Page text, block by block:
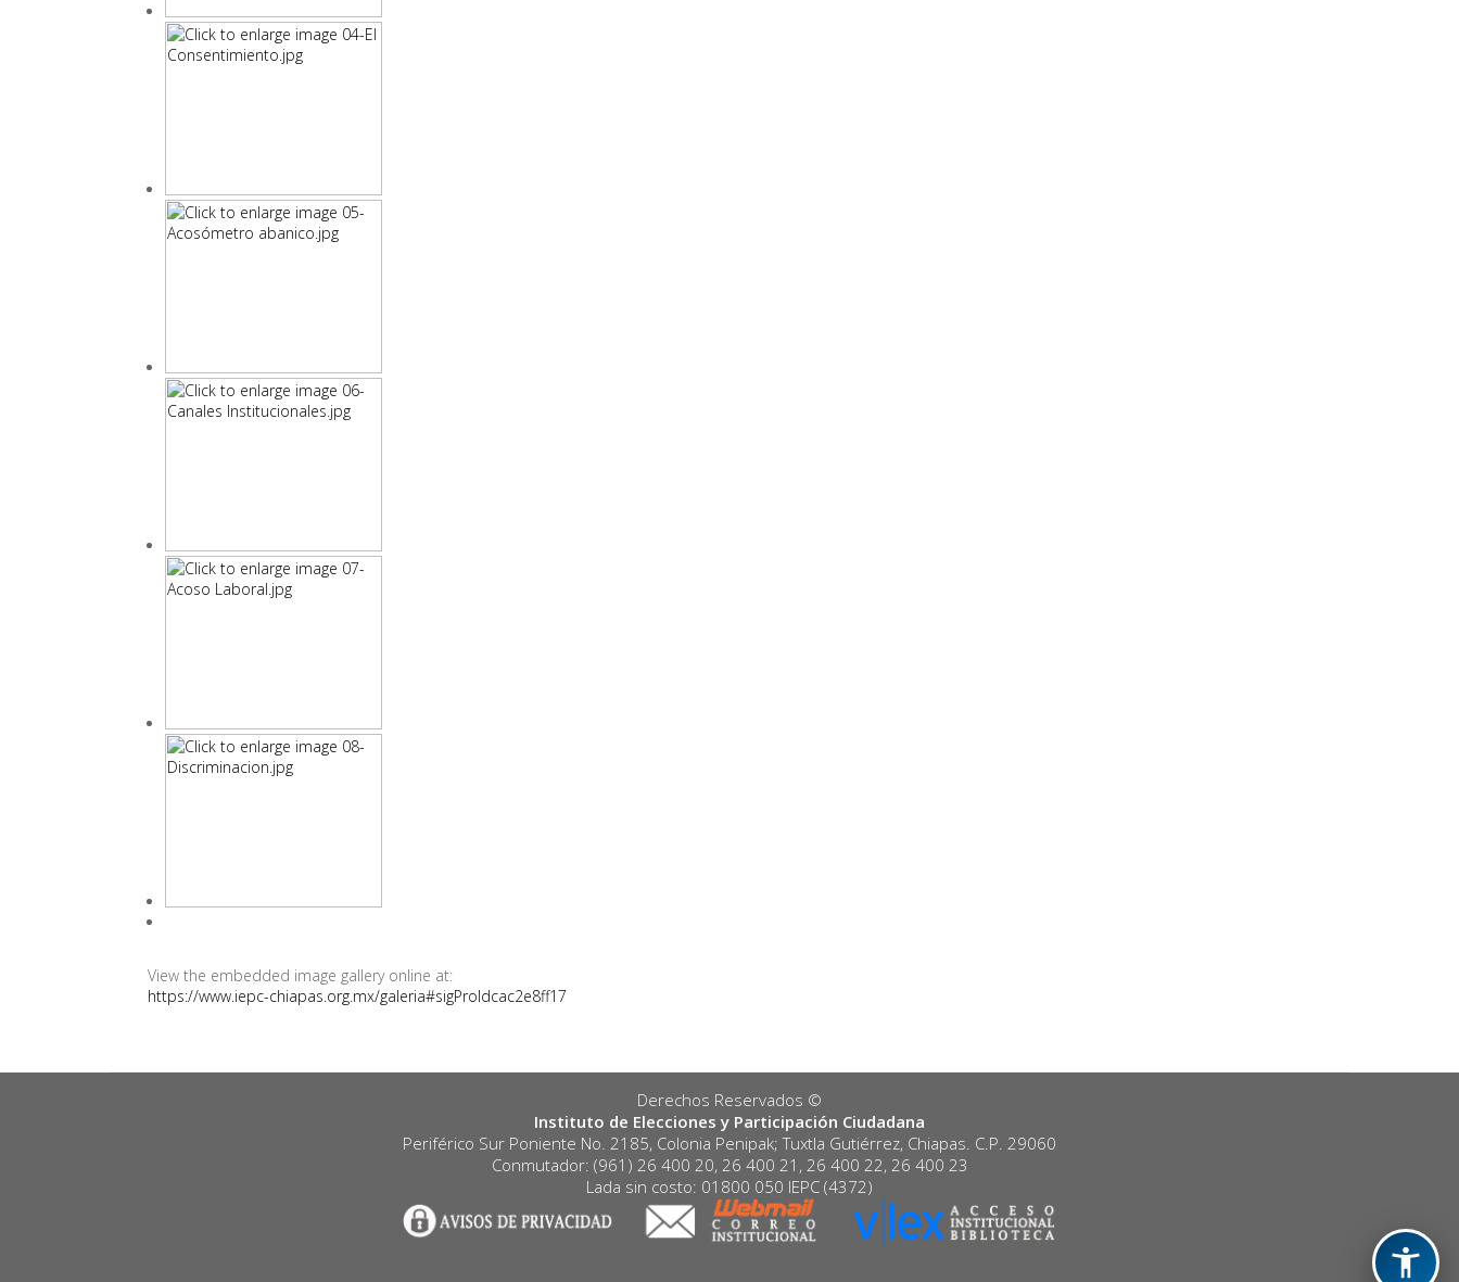
View the embedded image gallery online at:
https://www.iepc-chiapas.org.mx/galeria#sigProIdcac2e8ff17
Derechos Reservados ©️
Instituto de Elecciones y Participación Ciudadana
Periférico Sur Poniente No. 2185, Colonia Penipak; Tuxtla Gutiérrez, Chiapas. C.P. 29060
Conmutador: (961) 26 400 20, 26 400 21, 26 400 22, 26 400 23
Lada sin costo: 01800 050 IEPC (4372)